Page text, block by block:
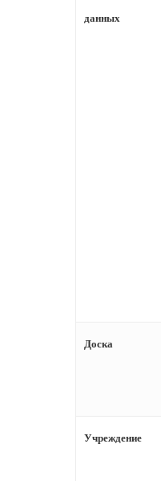
данных
Доска
Учреждение